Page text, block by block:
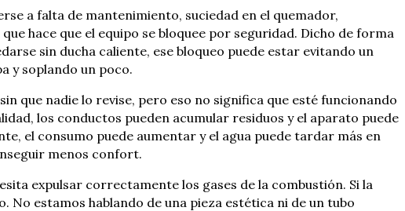
a falta de mantenimiento, suciedad en el quemador,
hace que el equipo se bloquee por seguridad. Dicho de forma
sin ducha caliente, ese bloqueo puede estar evitando un
y soplando un poco.
que nadie lo revise, pero eso no significa que esté funcionando
los conductos pueden acumular residuos y el aparato puede
el consumo puede aumentar y el agua puede tardar más en
menos confort.
expulsar correctamente los gases de la combustión. Si la
estamos hablando de una pieza estética ni de un tubo